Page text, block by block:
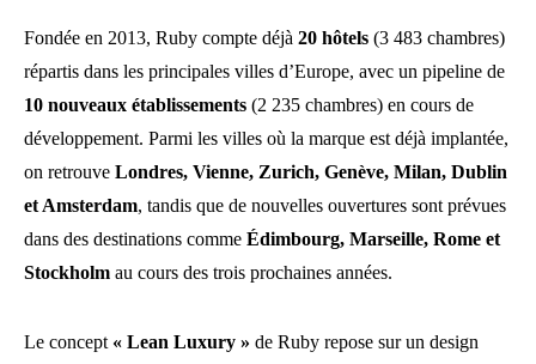
Fondée en 2013, Ruby compte déjà 20 hôtels (3 483 chambres)
répartis dans les principales villes d’Europe, avec un pipeline de
10 nouveaux établissements (2 235 chambres) en cours de
développement. Parmi les villes où la marque est déjà implantée,
on retrouve Londres, Vienne, Zurich, Genève, Milan, Dublin
et Amsterdam, tandis que de nouvelles ouvertures sont prévues
dans des destinations comme Édimbourg, Marseille, Rome et
Stockholm au cours des trois prochaines années.
Le concept « Lean Luxury » de Ruby repose sur un design